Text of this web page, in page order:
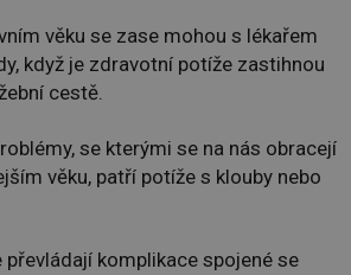
věku se zase mohou s lékařem
když je zdravotní potíže zastihnou
cestě.
se kterými se na nás obracejí
věku, patří potíže s klouby nebo
komplikace spojené se